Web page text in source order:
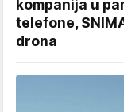
kompanija u
telefone,
drona